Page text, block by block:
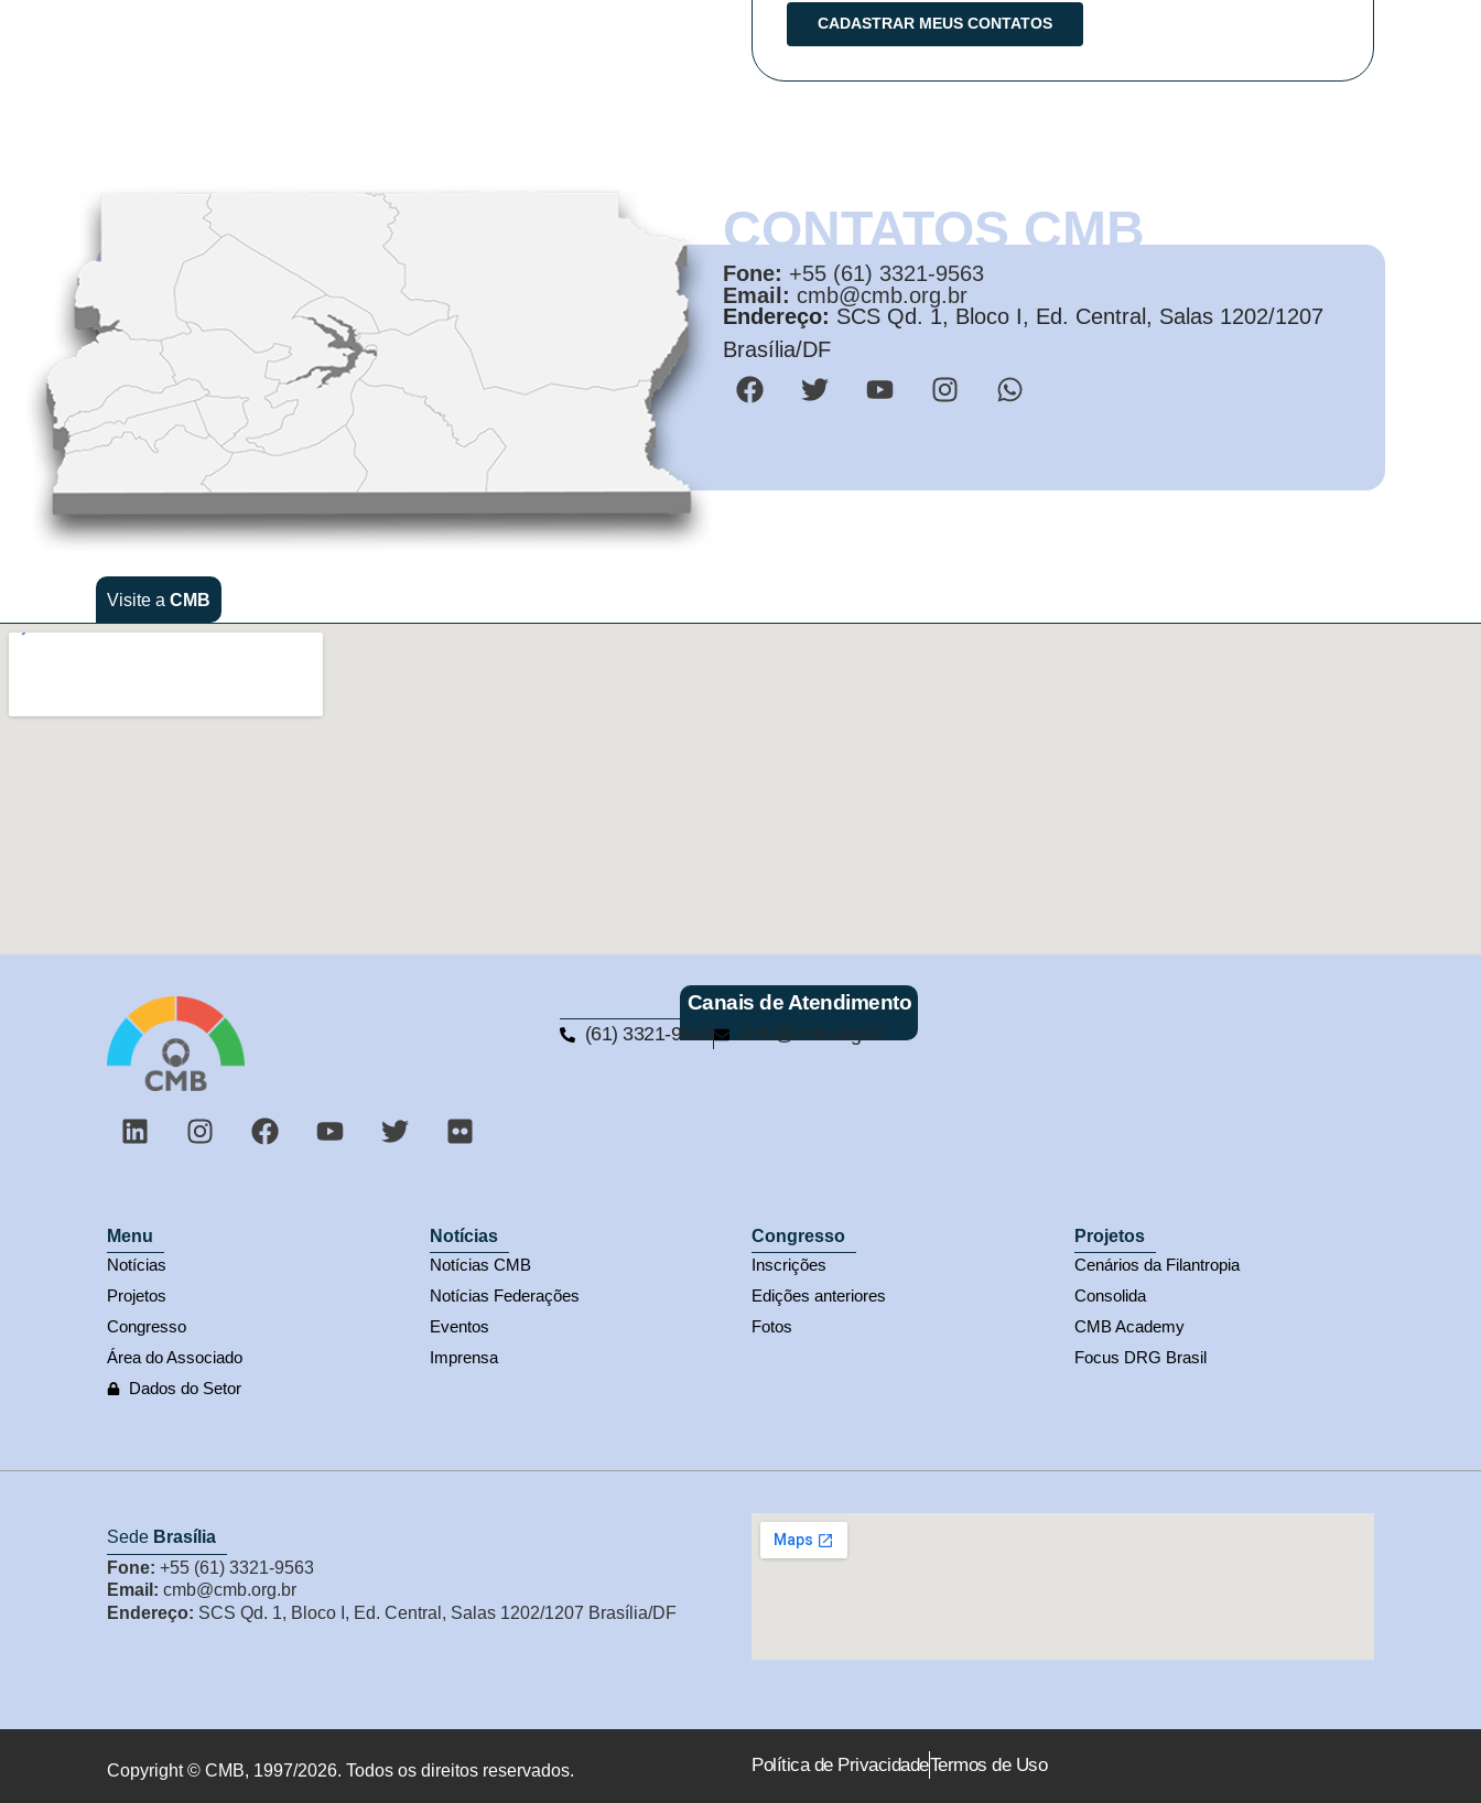
CONTATOS CMB
Fone: +55 (61) 3321-9563
Email: cmb@cmb.org.br
Endereço: SCS Qd. 1, Bloco I, Ed. Central, Salas 1202/1207
Brasília/DF
Visite a CMB
Canais de Atendimento
(61) 3321-9563 cmb@cmb.org.br
Menu
Notícias
Projetos
Congresso
Área do Associado
Dados do Setor
Notícias
Notícias CMB
Notícias Federações
Eventos
Imprensa
Congresso
Inscrições
Edições anteriores
Fotos
Projetos
Cenários da Filantropia
Consolida
CMB Academy
Focus DRG Brasil
Sede Brasília
Fone: +55 (61) 3321-9563
Email: cmb@cmb.org.br
Endereço: SCS Qd. 1, Bloco I, Ed. Central, Salas 1202/1207 Brasília/DF
Copyright © CMB, 1997/2026. Todos os direitos reservados. Política de PrivacidadeTermos de Uso